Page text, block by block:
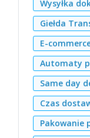
Wysyłka
Giełda
E-
Automaty
Same day
Czas
Pakowanie